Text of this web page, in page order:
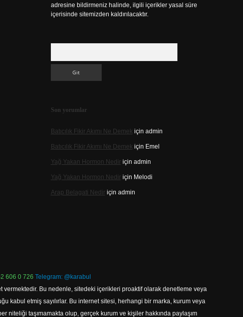
adresine bildirmeniz halinde, ilgili içerikler yasal süre
içerisinde sitemizden kaldırılacaktır.
Son yorumlar
Batıcılık Fikir Akımı Ne Demek için admin
Batıcılık Fikir Akımı Ne Demek için Emel
Yağ Yakan Hormon Nediriçin admin
Yağ Yakan Hormon Nediriçin Melodi
Arap Belagati Nediriçin admin
606 0 726 Telegram: @karabul
vermektedir. Bu nedenle, sitedeki içerikleri proaktif olarak denetleme veya
kabul etmiş sayılırlar. Bu internet sitesi, herhangi bir marka, kurum veya
niteliği taşımamakta olup, gerçek kurum ve kişiler hakkında paylaşım